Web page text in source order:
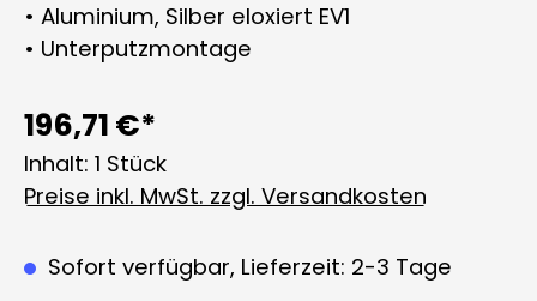
• Aluminium, Silber eloxiert EV1
• Unterputzmontage
196,71 €*
Inhalt: 1 Stück
Preise inkl. MwSt. zzgl. Versandkosten
Sofort verfügbar, Lieferzeit: 2-3 Tage